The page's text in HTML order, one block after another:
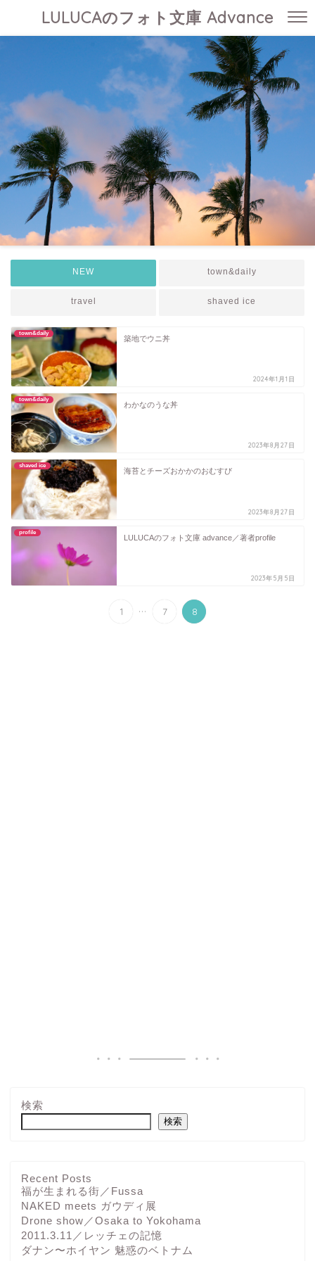
LULUCAのフォト文庫 Advance
NEW town&daily
travel shaved ice
town&daily
築地でウニ丼
2024年1月1日
town&daily
わかなのうな丼
2023年8月27日
shaved ice
海苔とチーズおかかのおむすび
2023年8月27日
profile
LULUCAのフォト文庫 advance／著者profile
2023年5月5日
1 ... 7 8
検索
検索
Recent Posts
福が生まれる街／Fussa
NAKED meets ガウディ展
Drone show／Osaka to Yokohama
2011.3.11／レッチェの記憶
ダナン〜ホイヤン 魅惑のベトナム